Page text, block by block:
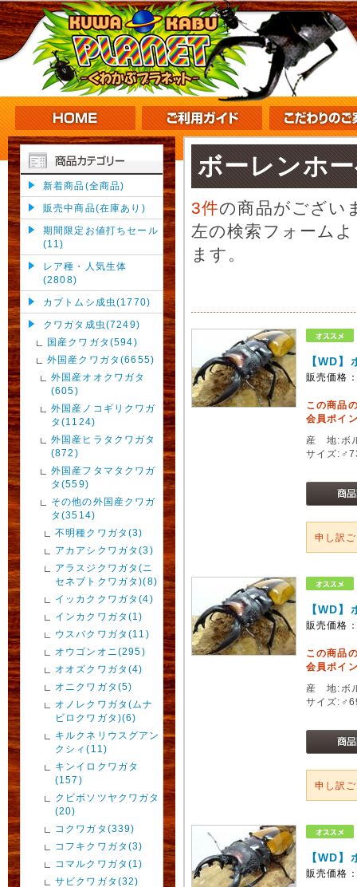
新着商品(全商品)
販売中商品(在庫あり)
期間限定お値打ちセール
(11)
レア種・人気生体
(2808)
カブトムシ成虫(1770)
クワガタ成虫(7249)
国産クワガタ(594)
外国産クワガタ(6655)
外国産オオクワガタ
(605)
外国産ノコギリクワガ
タ(1124)
外国産ヒラタクワガタ
(872)
外国産フタマタクワガ
タ(559)
その他の外国産クワガ
タ(3514)
不明種クワガタ(3)
アカアシクワガタ(3)
アラスジクワガタ(ニ
セネブトクワガタ)(8)
イッカククワガタ(4)
インカクワガタ(1)
ウスバクワガタ(11)
オウゴンオニ(295)
オオズクワガタ(4)
オニクワガタ(5)
オノレクワガタ(ムナ
ビロクワガタ)(6)
キルクネリウスグアン
クシィ(11)
キンイロクワガタ
(157)
クビボソツヤクワガタ
(20)
コクワガタ(339)
コフキクワガタ(3)
コマルクワガタ(1)
サビクワガタ(32)
ボーレンホ
3件の商品がござい
左の検索フォーム
ます。
【WD
販売価格
この商品
会員ポイ
産 地:ボ
サイズ
申し訳
【WD
販売価格
この商品
会員ポイ
産 地:ボ
サイズ
申し訳
【WD
販売価格